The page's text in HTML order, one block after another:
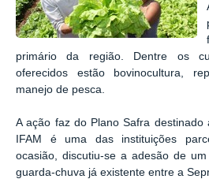
primário da região. Dentre os
oferecidos estão bovinocultura,
manejo de pesca.
A ação faz do Plano Safra
IFAM é uma das instituições
ocasião, discutiu-se a adesão de
guarda-chuva já existente entre a